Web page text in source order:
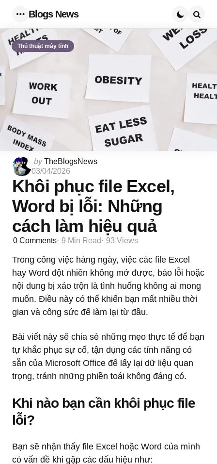
Blogs News
Thủ thuật máy tính
Posted
by
by TheBlogsNews
03/04/2026
Khôi phục file Excel,
Word bị lỗi: Những
cách làm hiệu quả
0 Comments 9 Min Read 93 Views
Trong công việc hàng ngày, việc các file Excel
hay Word đột nhiên không mở được, báo lỗi hoặc
nội dung bị xáo trộn là tình huống không ai mong
muốn. Điều này có thể khiến bạn mất nhiều thời
gian và công sức để làm lại từ đầu.
Bài viết này sẽ chia sẻ những mẹo thực tế để bạn
tự khắc phục sự cố, tận dụng các tính năng có
sẵn của Microsoft Office để lấy lại dữ liệu quan
trọng, tránh những phiền toái không đáng có.
Khi nào bạn cần khôi phục file
lỗi?
Bạn sẽ nhận thấy file Excel hoặc Word của mình
có vấn đề khi gặp các dấu hiệu như: